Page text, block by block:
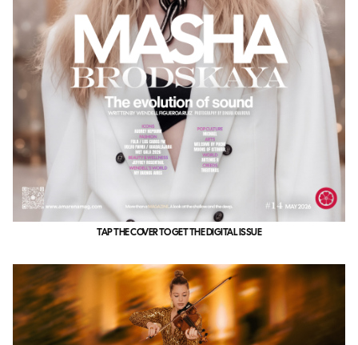
TAP THE COVER TO GET THE DIGITAL ISSUE